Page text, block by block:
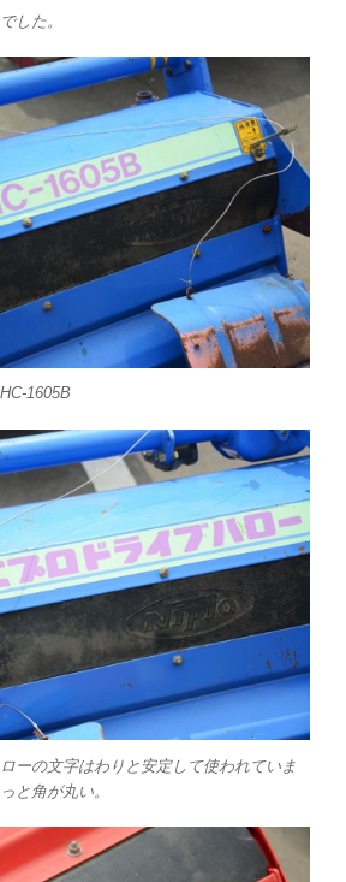
した。
1605B
ーの文字はわりと安定して使われていま
と角が丸い。